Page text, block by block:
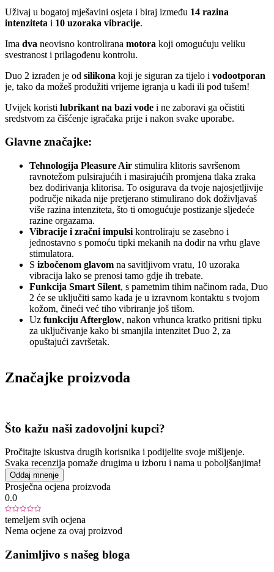
Uživaj u bogatoj mješavini osjeta i biraj između 14 razina
intenziteta i 10 uzoraka vibracije.
Ima dva neovisno kontrolirana motora koji omogućuju veliku
svestranost i prilagođenu kontrolu.
Duo 2 izrađen je od silikona koji je siguran za tijelo i vodootporan
je, tako da možeš produžiti vrijeme igranja u kadi ili pod tušem!
Uvijek koristi lubrikant na bazi vode i ne zaboravi ga očistiti
sredstvom za čišćenje igračaka prije i nakon svake uporabe.
Glavne značajke:
Tehnologija Pleasure Air stimulira klitoris savršenom
ravnotežom pulsirajućih i masirajućih promjena tlaka zraka
bez dodirivanja klitorisa. To osigurava da tvoje najosjetljivije
područje nikada nije pretjerano stimulirano dok doživljavaš
više razina intenziteta, što ti omogućuje postizanje sljedeće
razine orgazama.
Vibracije i zračni impulsi kontroliraju se zasebno i
jednostavno s pomoću tipki mekanih na dodir na vrhu glave
stimulatora.
S izbočenom glavom na savitljivom vratu, 10 uzoraka
vibracija lako se prenosi tamo gdje ih trebate.
Funkcija Smart Silent, s pametnim tihim načinom rada, Duo
2 će se uključiti samo kada je u izravnom kontaktu s tvojom
kožom, čineći već tiho vibriranje još tišom.
Uz funkciju Afterglow, nakon vrhunca kratko pritisni tipku
za uključivanje kako bi smanjila intenzitet Duo 2, za
opuštajući završetak.
Značajke proizvoda
Što kažu naši zadovoljni kupci?
Pročitajte iskustva drugih korisnika i podijelite svoje mišljenje.
Svaka recenzija pomaže drugima u izboru i nama u poboljšanjima!
Oddaj mnenje
Prosječna ocjena proizvoda
0.0
temeljem svih ocjena
Nema ocjene za ovaj proizvod
Zanimljivo s našeg bloga